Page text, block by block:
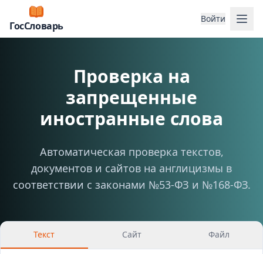
ГосСловарь
Войти
Проверка на
запрещенные
иностранные слова
Автоматическая проверка текстов,
документов и сайтов на англицизмы в
соответствии с законами №53-ФЗ и №168-ФЗ.
Текст Сайт Файл